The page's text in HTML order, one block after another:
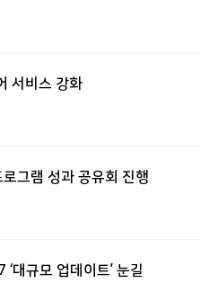
서비스 강화
그램 성과 공유회 진행
규모 업데이트’ 눈길